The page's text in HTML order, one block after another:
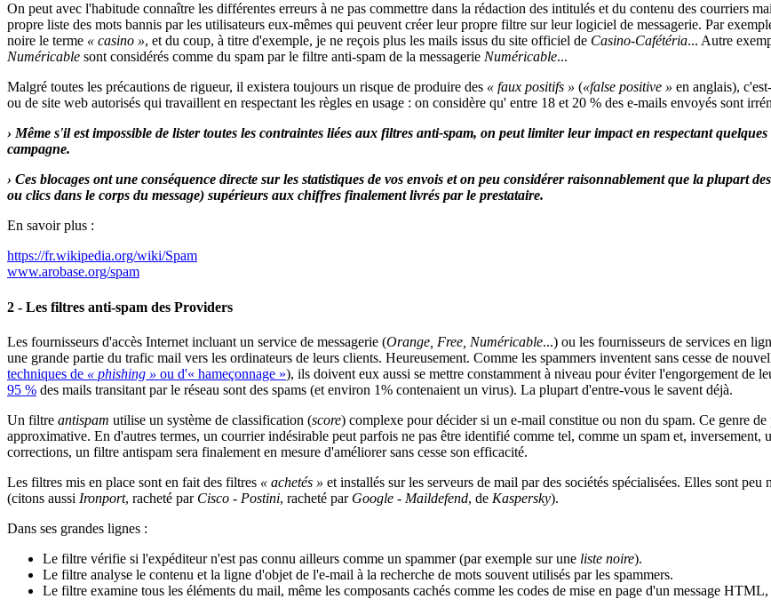
On peut avec l'habitude connaître les différentes erreurs à ne pas commettre dans la rédaction des intitulés et du contenu des courriers
propre liste des mots bannis par les utilisateurs eux-mêmes qui peuvent créer leur propre filtre sur leur logiciel de messagerie. Par
noire le terme « casino », et du coup, à titre d'exemple, je ne reçois plus les mails issus du site officiel de Casino-Cafétéria... Autre
Numéricable sont considérés comme du spam par le filtre anti-spam de la messagerie Numéricable...
Malgré toutes les précautions de rigueur, il existera toujours un risque de produire des « faux positifs » («false positive » en anglais),
ou de site web autorisés qui travaillent en respectant les règles en usage : on considère qu' entre 18 et 20 % des e-mails envoyés sont
› Même s'il est impossible de lister toutes les contraintes liées aux filtres anti-spam, on peut limiter leur impact en respectant
campagne.
› Ces blocages ont une conséquence directe sur les statistiques de vos envois et on peu considérer raisonnablement que la plupart
ou clics dans le corps du message) supérieurs aux chiffres finalement livrés par le prestataire.
En savoir plus :
https://fr.wikipedia.org/wiki/Spam
www.arobase.org/spam
2 - Les filtres anti-spam des Providers
Les fournisseurs d'accès Internet incluant un service de messagerie (Orange, Free, Numéricable...) ou les fournisseurs de services en
une grande partie du trafic mail vers les ordinateurs de leurs clients. Heureusement. Comme les spammers inventent sans cesse de
techniques de « phishing » ou d'« hameçonnage »), ils doivent eux aussi se mettre constamment à niveau pour éviter l'engorgement de
95 % des mails transitant par le réseau sont des spams (et environ 1% contenaient un virus). La plupart d'entre-vous le savent déjà.
Un filtre antispam utilise un système de classification (score) complexe pour décider si un e-mail constitue ou non du spam. Ce genre
approximative. En d'autres termes, un courrier indésirable peut parfois ne pas être identifié comme tel, comme un spam et, inversement,
corrections, un filtre antispam sera finalement en mesure d'améliorer sans cesse son efficacité.
Les filtres mis en place sont en fait des filtres « achetés » et installés sur les serveurs de mail par des sociétés spécialisées. Elles sont
(citons aussi Ironport, racheté par Cisco - Postini, racheté par Google - Maildefend, de Kaspersky).
Dans ses grandes lignes :
Le filtre vérifie si l'expéditeur n'est pas connu ailleurs comme un spammer (par exemple sur une liste noire).
Le filtre analyse le contenu et la ligne d'objet de l'e-mail à la recherche de mots souvent utilisés par les spammers.
Le filtre examine tous les éléments du mail, même les composants cachés comme les codes de mise en page d'un message